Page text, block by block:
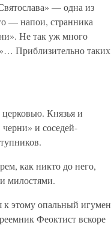
— одна из
— напои, странника
Не так уж много
Приблизительно таких
церковью. Князья и
и соседей-
как никто до него,
милостями.
к этому опальный игумен
Феоктист вскоре